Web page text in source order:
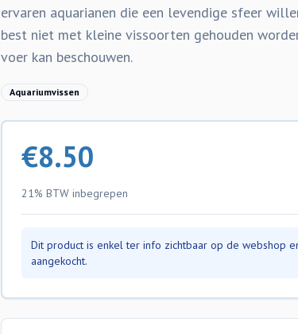
ervaren aquarianen die een levendige sfeer
best niet met kleine vissoorten gehouden
voer kan beschouwen.
Aquariumvissen
€8.50
21% BTW inbegrepen
Dit product is enkel ter info zichtbaar op de webshop
aangekocht.